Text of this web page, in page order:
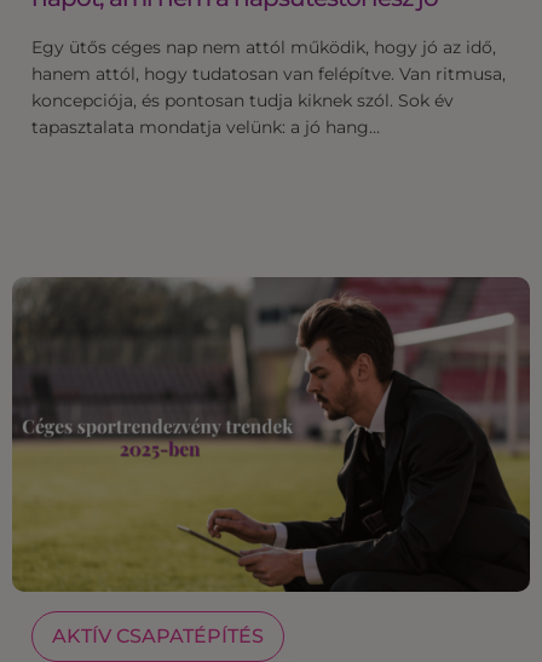
Egy ütős céges nap nem attól működik, hogy jó az idő,
hanem attól, hogy tudatosan van felépítve. Van ritmusa,
koncepciója, és pontosan tudja kiknek szól. Sok év
tapasztalata mondatja velünk: a jó hang…
AKTÍV CSAPATÉPÍTÉS